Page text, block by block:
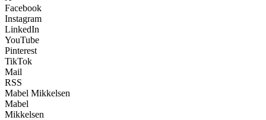
Facebook
Instagram
LinkedIn
YouTube
Pinterest
TikTok
Mail
RSS
Mabel Mikkelsen
Mabel
Mikkelsen